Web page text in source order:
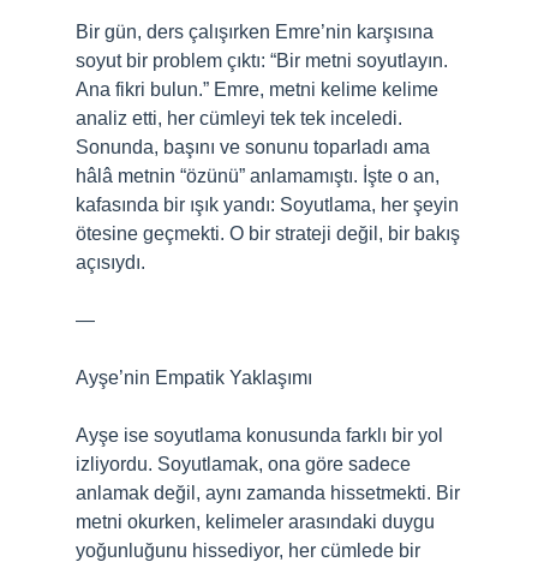
Bir gün, ders çalışırken Emre’nin karşısına
soyut bir problem çıktı: “Bir metni soyutlayın.
Ana fikri bulun.” Emre, metni kelime kelime
analiz etti, her cümleyi tek tek inceledi.
Sonunda, başını ve sonunu toparladı ama
hâlâ metnin “özünü” anlamamıştı. İşte o an,
kafasında bir ışık yandı: Soyutlama, her şeyin
ötesine geçmekti. O bir strateji değil, bir bakış
açısıydı.
—
Ayşe’nin Empatik Yaklaşımı
Ayşe ise soyutlama konusunda farklı bir yol
izliyordu. Soyutlamak, ona göre sadece
anlamak değil, aynı zamanda hissetmekti. Bir
metni okurken, kelimeler arasındaki duygu
yoğunluğunu hissediyor, her cümlede bir